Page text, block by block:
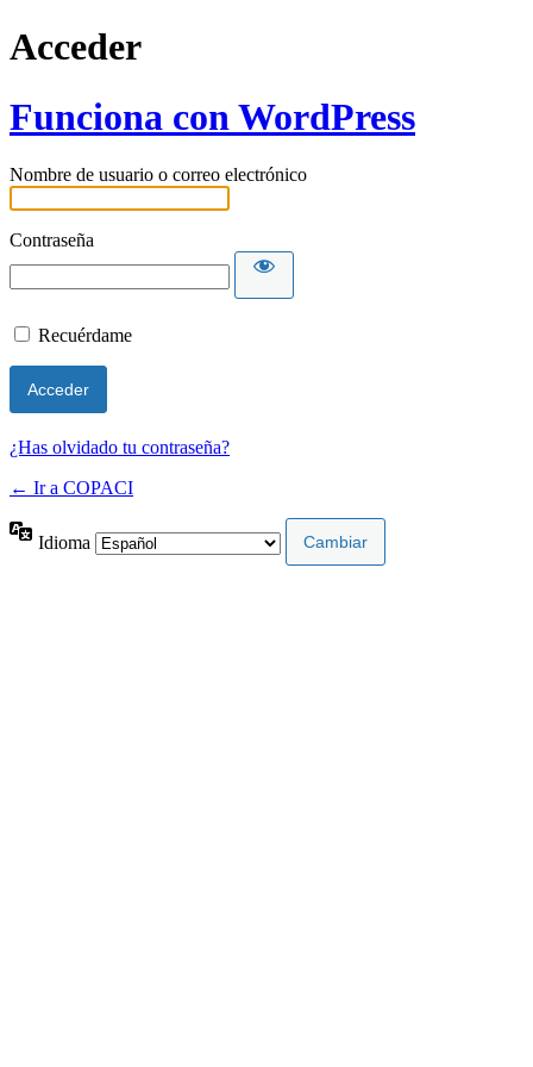
Acceder
Funciona con WordPress
Nombre de usuario o correo electrónico
Contraseña
Recuérdame
¿Has olvidado tu contraseña?
← Ir a COPACI
Idioma